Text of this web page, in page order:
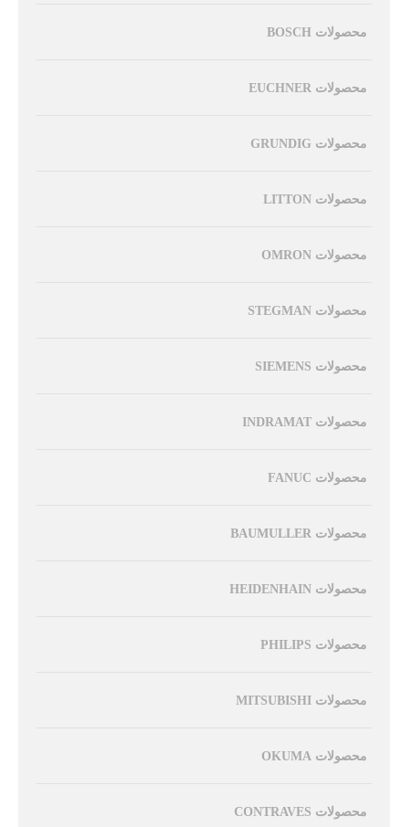
محصولات BOSCH
محصولات EUCHNER
محصولات GRUNDIG
محصولات LITTON
محصولات OMRON
محصولات STEGMAN
محصولات SIEMENS
محصولات INDRAMAT
محصولات FANUC
محصولات BAUMULLER
محصولات HEIDENHAIN
محصولات PHILIPS
محصولات MITSUBISHI
محصولات OKUMA
محصولات CONTRAVES